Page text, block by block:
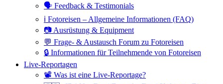
🗣 Feedback & Testimonials
ℹ️ Fotoreisen – Allgemeine Informationen (FAQ)
📷 Ausrüstung & Equipment
💬 Frage- & Austausch Forum zu Fotoreisen
🔒 Informationen für Teilnehmende von Fotoreisen
Live-Reportagen
📽 Was ist eine Live-Reportage?